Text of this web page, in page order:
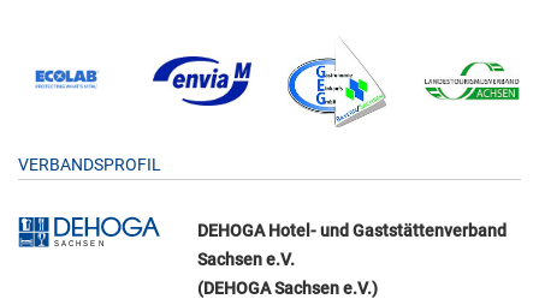
VERBANDSPROFIL
DEHOGA Hotel- und Gaststättenverband
Sachsen e.V.
(DEHOGA Sachsen e.V.)